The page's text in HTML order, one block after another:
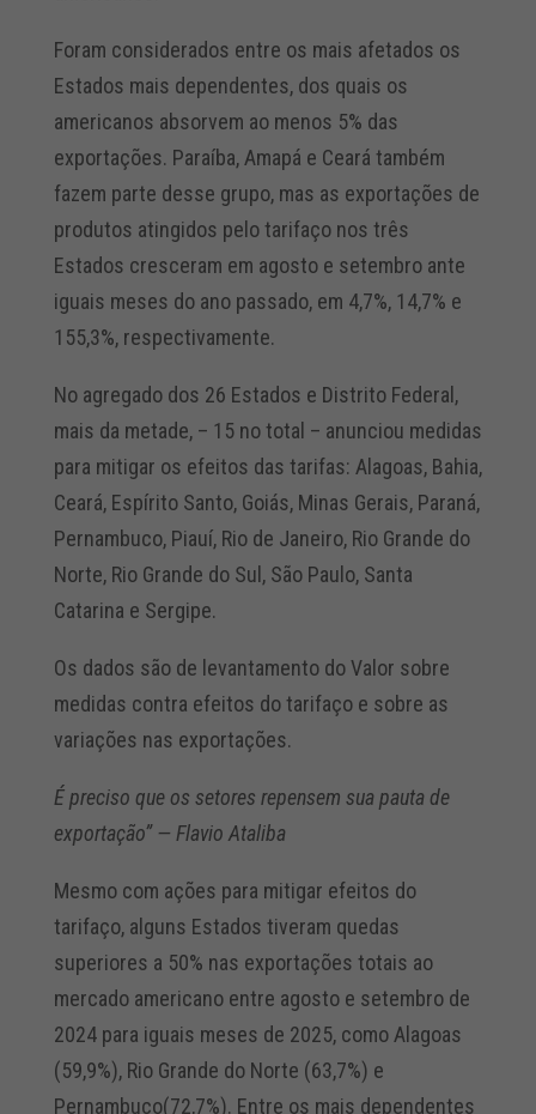
Foram considerados entre os mais afetados os
Estados mais dependentes, dos quais os
americanos absorvem ao menos 5% das
exportações. Paraíba, Amapá e Ceará também
fazem parte desse grupo, mas as exportações de
produtos atingidos pelo tarifaço nos três
Estados cresceram em agosto e setembro ante
iguais meses do ano passado, em 4,7%, 14,7% e
155,3%, respectivamente.
No agregado dos 26 Estados e Distrito Federal,
mais da metade, – 15 no total – anunciou medidas
para mitigar os efeitos das tarifas: Alagoas, Bahia,
Ceará, Espírito Santo, Goiás, Minas Gerais, Paraná,
Pernambuco, Piauí, Rio de Janeiro, Rio Grande do
Norte, Rio Grande do Sul, São Paulo, Santa
Catarina e Sergipe.
Os dados são de levantamento do Valor sobre
medidas contra efeitos do tarifaço e sobre as
variações nas exportações.
É preciso que os setores repensem sua pauta de
exportação” — Flavio Ataliba
Mesmo com ações para mitigar efeitos do
tarifaço, alguns Estados tiveram quedas
superiores a 50% nas exportações totais ao
mercado americano entre agosto e setembro de
2024 para iguais meses de 2025, como Alagoas
(59,9%), Rio Grande do Norte (63,7%) e
Pernambuco(72,7%). Entre os mais dependentes